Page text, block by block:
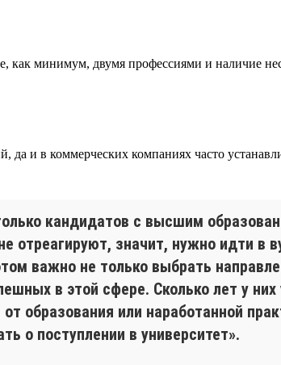
минимум, двумя профессиями и наличие
да и в коммерческих компаниях часто
кандидатов с высшим
отреагируют, значит, нужно идти в
важно не только выбрать
в этой сфере. Сколько лет у них
образования или наработанной
о поступлении в университет».